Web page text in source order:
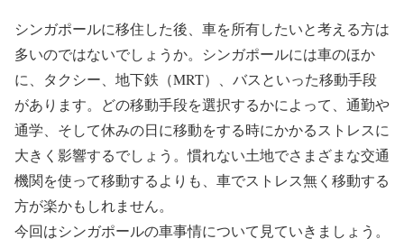
シンガポールに移住した後、車を所有したいと考える方は
多いのではないでしょうか。シンガポールには車のほか
に、タクシー、地下鉄（MRT）、バスといった移動手段
があります。どの移動手段を選択するかによって、通勤や
通学、そして休みの日に移動をする時にかかるストレスに
大きく影響するでしょう。慣れない土地でさまざまな交通
機関を使って移動するよりも、車でストレス無く移動する
方が楽かもしれません。
今回はシンガポールの車事情について見ていきましょう。